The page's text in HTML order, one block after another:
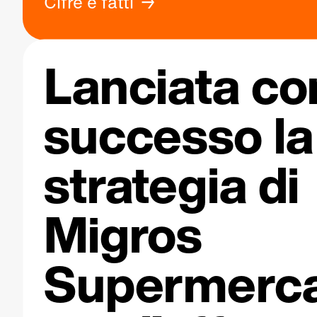
Lanciata
successo la
strategia di
Migros